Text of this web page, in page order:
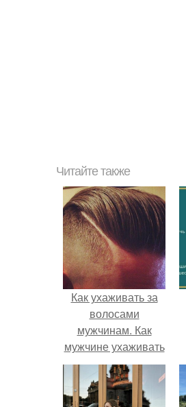
Читайте также
Как ухаживать за
волосами
мужчинам. Как
мужчине ухаживать
за волосами